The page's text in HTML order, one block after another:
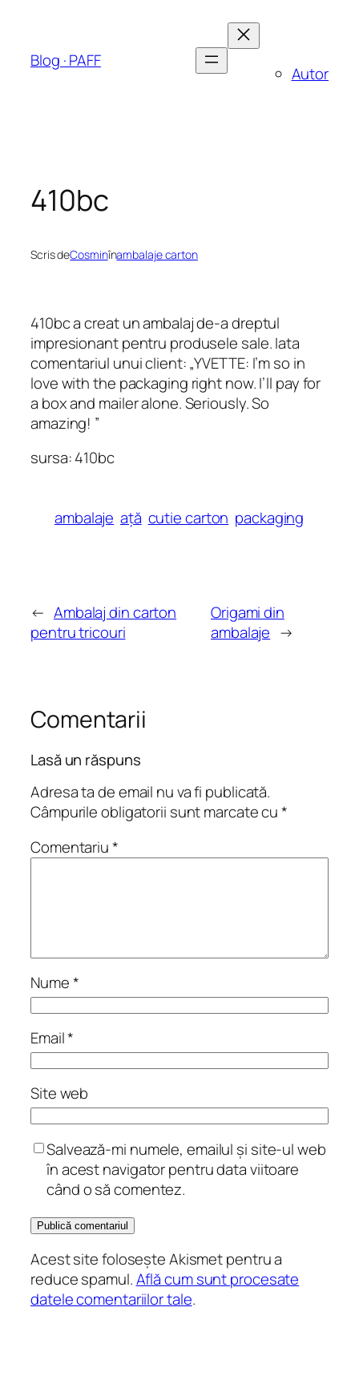
conținut
Blog · PAFF
Autor
410bc
Scris deCosminînambalaje carton
410bca creat un ambalaj de-a dreptul
impresionant pentru produsele sale. Iata
comentariul unui client: „YVETTE: I’m so in
love with the packaging right now. I’ll pay for
a box and mailer alone. Seriously. So
amazing! ”
sursa:410bc
ambalaje ață cutie carton packaging
← Ambalaj din carton
pentru tricouri
Origami din
ambalaje →
Comentarii
Lasă un răspuns
Adresa ta de email nu va fi publicată.
Câmpurile obligatorii sunt marcate cu*
Comentariu*
Nume*
Email*
Site web
Salvează-mi numele, emailul și site-ul web
în acest navigator pentru data viitoare
când o să comentez.
Acest site folosește Akismet pentru a
reduce spamul.Află cum sunt procesate
datele comentariilor tale.